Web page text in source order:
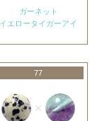
ガーネット
イエロータイガーアイ
77